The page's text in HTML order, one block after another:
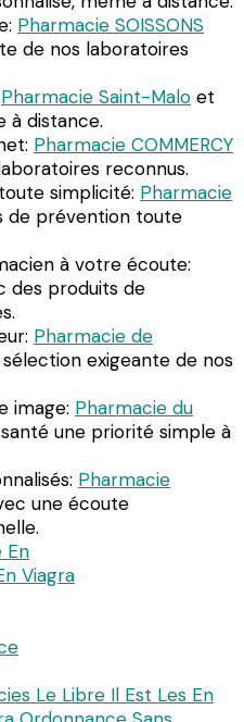
Pharmacie SOISSONS
de nos laboratoires
Pharmacie Saint-Malo et
à distance.
Pharmacie COMMERCY
reconnus.
simplicité: Pharmacie
de prévention toute
à votre écoute:
des produits de
Pharmacie de
exigeante de nos
image: Pharmacie du
une priorité simple à
Pharmacie
une écoute
En
Viagra
Le Libre Il Est Les En